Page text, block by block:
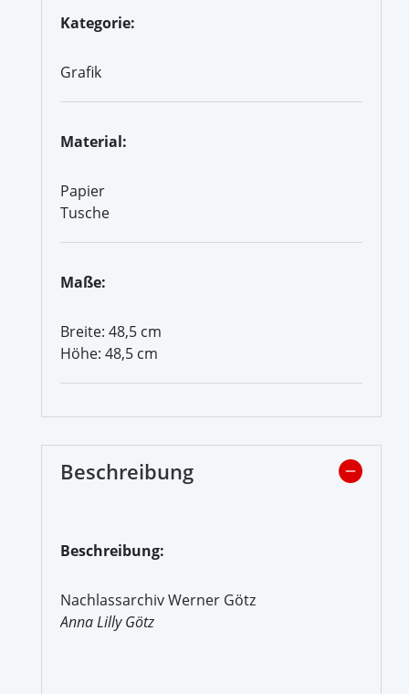
Kategorie:
Grafik
Material:
Papier
Tusche
Maße:
Breite: 48,5 cm
Höhe: 48,5 cm
Beschreibung
Beschreibung:
Nachlassarchiv Werner Götz
Anna Lilly Götz